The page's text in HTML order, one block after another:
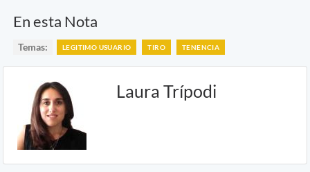
En esta Nota
Temas: LEGITIMO USUARIO TIRO TENENCIA
Laura Trípodi